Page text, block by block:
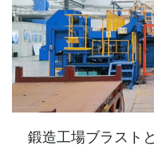
鍛造工場ブラスト